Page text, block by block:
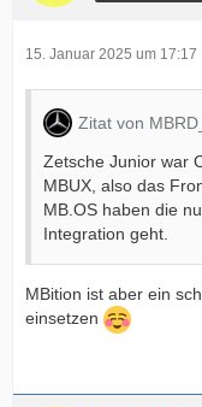
15. Januar 2025 um 17:17
Zitat von
Zetsche Junior war
MBUX, also das
MB.OS haben die
Integration geht.
MBition ist aber ein
einsetzen